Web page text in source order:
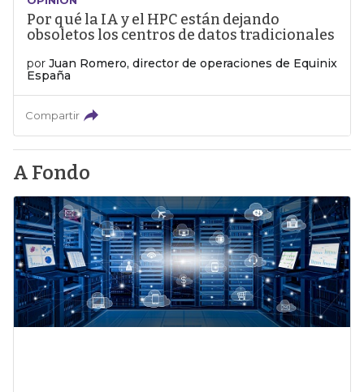
Por qué la IA y el HPC están dejando
obsoletos los centros de datos tradicionales
por Juan Romero, director de operaciones de Equinix
España
Compartir
A Fondo